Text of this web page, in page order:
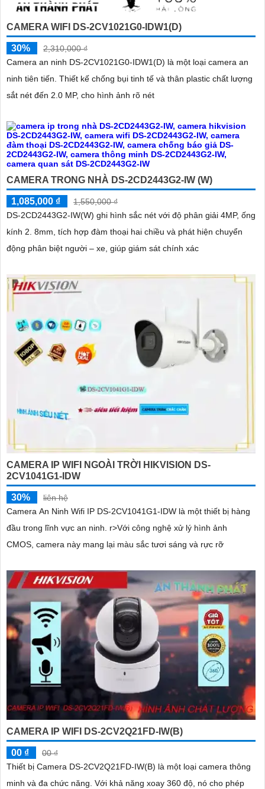
CAMERA WIFI DS-2CV1021G0-IDW1(D)
30%
2,310,000 ₫
Camera an ninh DS-2CV1021G0-IDW1(D) là một loại camera an
ninh tiên tiến. Thiết kế chống bụi tinh tế và thân plastic chất lượng
sắt nét đến 2.0 MP, cho hình ảnh rõ nét
CAMERA TRONG NHÀ DS-2CD2443G2-IW (W)
1,085,000 ₫
1,550,000 ₫
DS-2CD2443G2-IW(W) ghi hình sắc nét với độ phân giải 4MP, ống
kính 2. 8mm, tích hợp đàm thoại hai chiều và phát hiện chuyển
động phân biệt người – xe, giúp giám sát chính xác
CAMERA IP WIFI NGOÀI TRỜI HIKVISION DS-
2CV1041G1-IDW
30%
liên hệ
Camera An Ninh Wifi IP DS-2CV1041G1-IDW là một thiết bị hàng
đầu trong lĩnh vực an ninh. r>Với công nghệ xử lý hình ảnh
CMOS, camera này mang lại màu sắc tươi sáng và rực rỡ
CAMERA IP WIFI DS-2CV2Q21FD-IW(B)
00 ₫
00 ₫
Thiết bị Camera DS-2CV2Q21FD-IW(B) là một loại camera thông
minh và đa chức năng. Với khả năng xoay 360 độ, nó cho phép